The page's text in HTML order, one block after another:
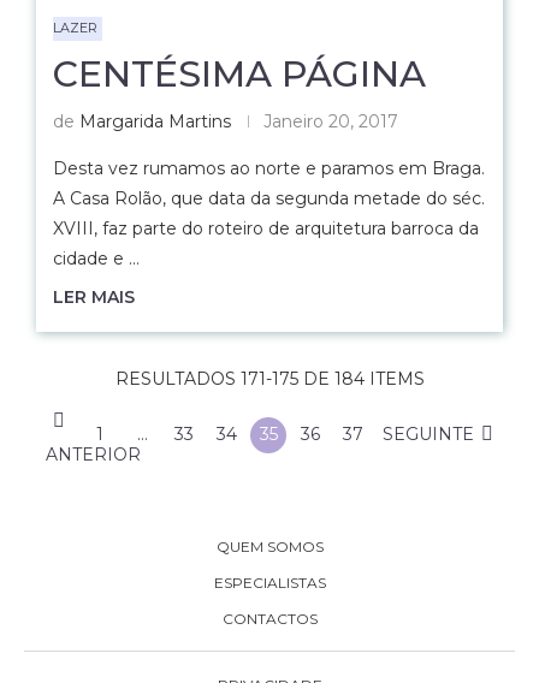
LAZER
CENTÉSIMA PÁGINA
de Margarida Martins Janeiro 20, 2017
Desta vez rumamos ao norte e paramos em Braga.
A Casa Rolão, que data da segunda metade do séc.
XVIII, faz parte do roteiro de arquitetura barroca da
cidade e …
LER MAIS
RESULTADOS 171-175 DE 184 ITEMS
ANTERIOR
1 … 33 34 35 36 37 SEGUINTE
QUEM SOMOS
ESPECIALISTAS
CONTACTOS